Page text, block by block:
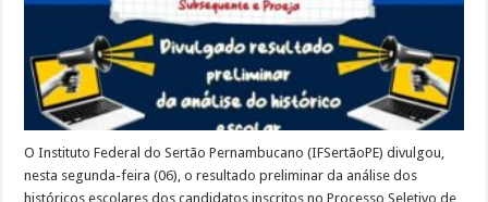
O Instituto Federal do Sertão Pernambucano (IFSertãoPE) divulgou,
nesta segunda-feira (06), o resultado preliminar da análise dos
históricos escolares dos candidatos inscritos no Processo Seletivo de